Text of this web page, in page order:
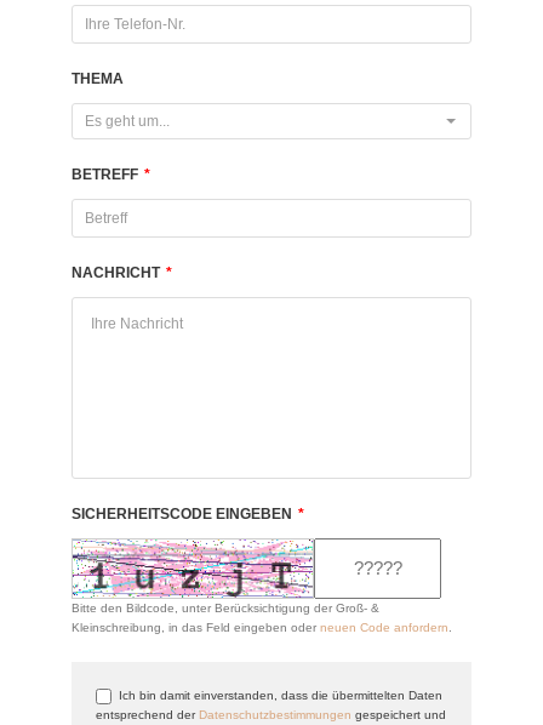
THEMA
Es geht um...
BETREFF *
NACHRICHT *
SICHERHEITSCODE EINGEBEN *
Bitte den Bildcode, unter Berücksichtigung der Groß- &
Kleinschreibung, in das Feld eingeben oder neuen Code anfordern
Ich bin damit einverstanden, dass die übermittelten Daten
entsprechend der Datenschutzbestimmungen gespeichert und